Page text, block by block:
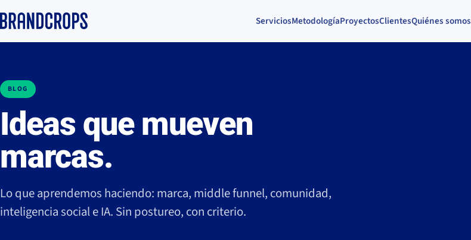
ServiciosMetodologíaProyectosClientesQuiénes somos
BLOG
Ideas que mueven
marcas.
Lo que aprendemos haciendo: marca, middle funnel, comunidad,
inteligencia social e IA. Sin postureo, con criterio.